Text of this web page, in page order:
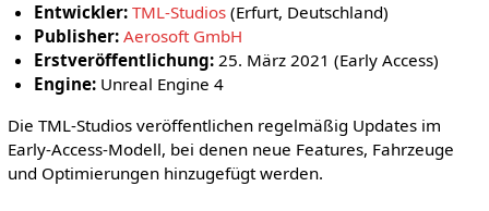
Entwickler: TML-Studios (Erfurt, Deutschland)
Publisher: Aerosoft GmbH
Erstveröffentlichung: 25. März 2021 (Early Access)
Engine: Unreal Engine 4
Die TML-Studios veröffentlichen regelmäßig Updates im
Early-Access-Modell, bei denen neue Features, Fahrzeuge
und Optimierungen hinzugefügt werden.